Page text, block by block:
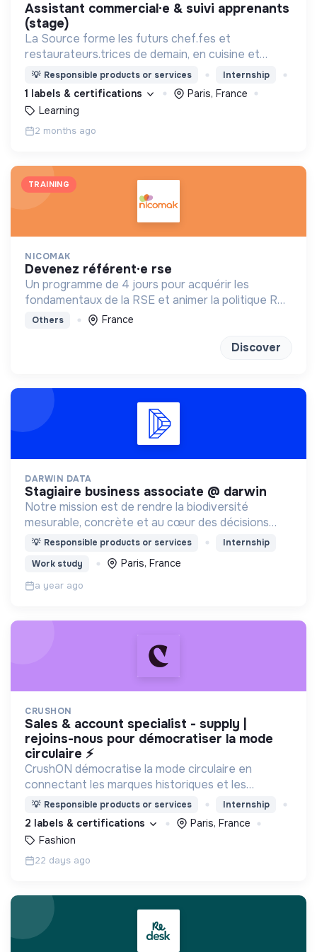
assistant commercial·e & suivi apprenants
(stage)
La Source forme les futurs chef.fes et
restaurateurs.trices de demain, en cuisine et
pâtisserie, à Paris, Bordeaux, Toulouse.
💡 Responsible products or services Internship
1 labels & certifications
Paris, France
Learning
2 months ago
TRAINING
NICOMAK
devenez référent·e rse
Un programme de 4 jours pour acquérir les
fondamentaux de la RSE et animer la politique RSE
de son entreprise.
Others France
Discover
DARWIN DATA
stagiaire business associate @ darwin
Notre mission est de rendre la biodiversité
mesurable, concrète et au cœur des décisions
quotidiennes des entreprises.
💡 Responsible products or services
Internship
Work study
Paris, France
a year ago
CRUSHON
sales & account specialist - supply |
rejoins-nous pour démocratiser la mode
circulaire ⚡
CrushON démocratise la mode circulaire en
connectant les marques historiques et les
détaillants aux professionnels de la mode de
seconde main, pour développer leur propre offre
de mode circulaire.
💡 Responsible products or services Internship
2 labels & certifications
Paris, France
Fashion
22 days ago